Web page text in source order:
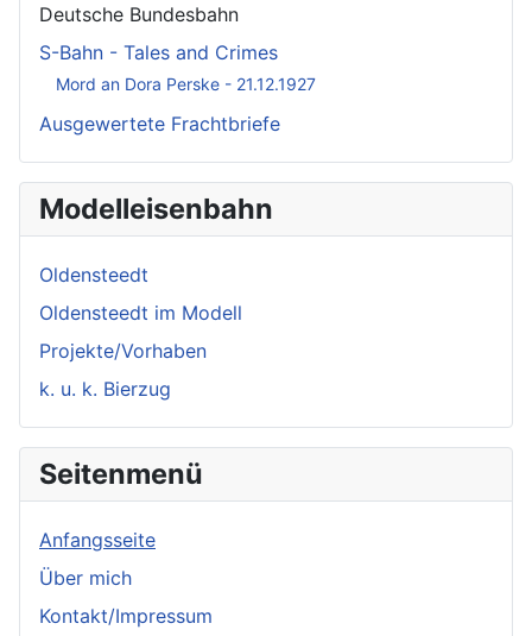
Deutsche Bundesbahn
S-Bahn - Tales and Crimes
Mord an Dora Perske - 21.12.1927
Ausgewertete Frachtbriefe
Modelleisenbahn
Oldensteedt
Oldensteedt im Modell
Projekte/Vorhaben
k. u. k. Bierzug
Seitenmenü
Anfangsseite
Über mich
Kontakt/Impressum